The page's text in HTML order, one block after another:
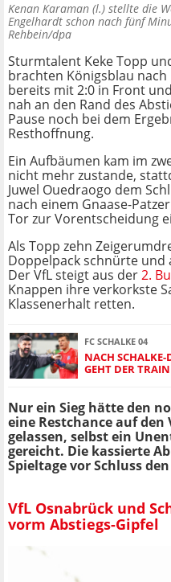
Kenan Karaman (l.) stellte die
Engelhardt schon nach fünf
Rehbein/dpa
Sturmtalent Keke Topp
brachten Königsblau
bereits mit 2:0 in Front
nah an den Rand des
Pause noch bei dem
Resthoffnung.
Ein Aufbäumen kam im
nicht mehr zustande,
Juwel Ouedraogo dem
nach einem Gnaase-
Tor zur Vorentscheidung
Als Topp zehn
Doppelpack schnürte und
Der VfL steigt aus der2.
Knappen ihre verkorkste
Klassenerhalt retten.
FC SCHALKE 04
NACH SCHALKE-
GEHT DER
Nur ein Sieg hätte den
eine Restchance auf
gelassen, selbst ein
gereicht. Die kassierte
Spieltage vor Schluss
VfL Osnabrück und
vorm Abstiegs-Gipfel